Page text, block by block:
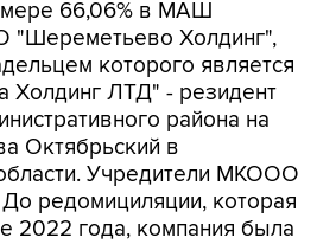
которого является
ЛТД" - резидент
района на
Октябрьский в
Учредители МКООО
редомициляции, которая
2022 года, компания была
Кипре с названием TPS
65,22% в TPS Avia Holding